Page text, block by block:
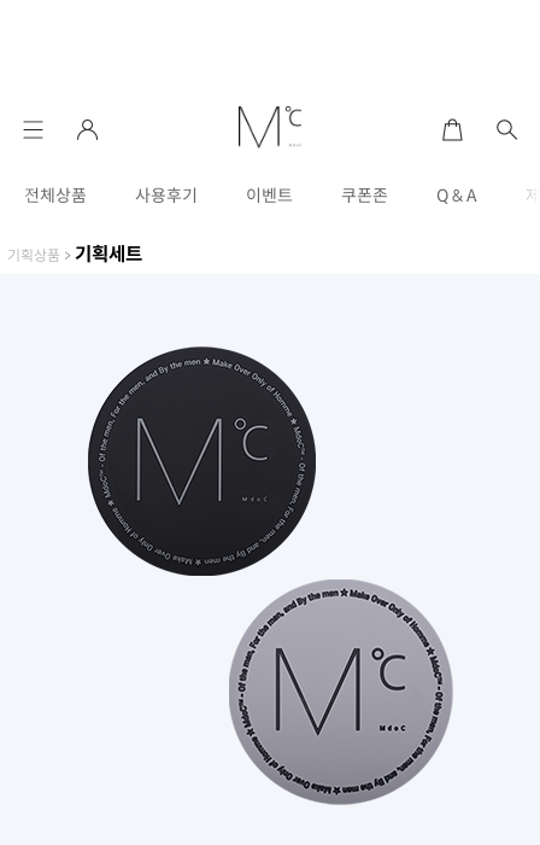
전체상품 사용후기 이벤트 쿠폰존 Q & A
기획상품 > 기획세트